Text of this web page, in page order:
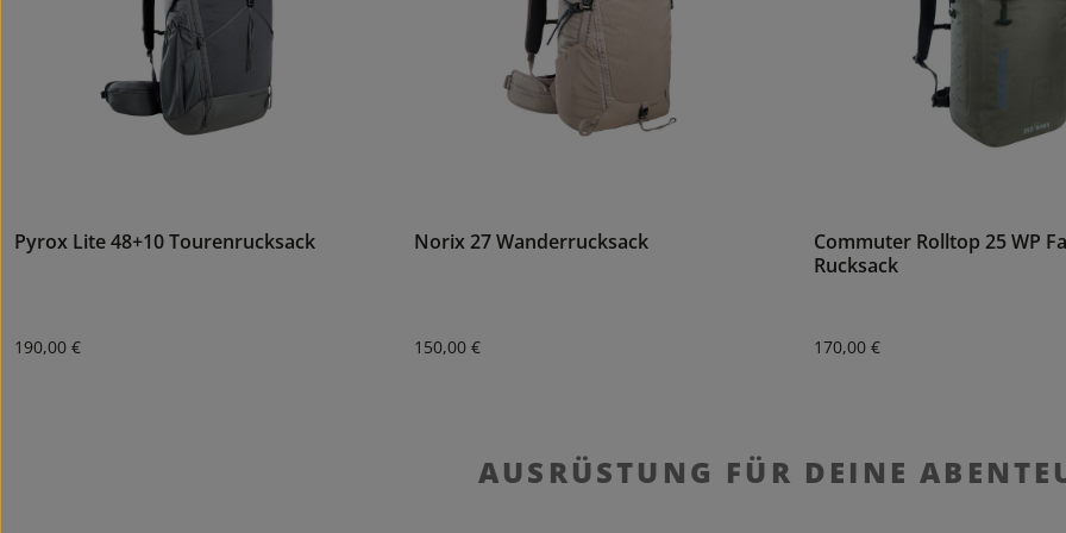
Pyrox Lite 48+10 Tourenrucksack
Regulärer Preis:
190,00 €
Norix 27 Wanderrucksack
Regulärer Preis:
150,00 €
Commuter Rolltop 25 WP
Rucksack
Regulärer Preis:
170,00 €
AUSRÜSTUNG FÜR DEINE